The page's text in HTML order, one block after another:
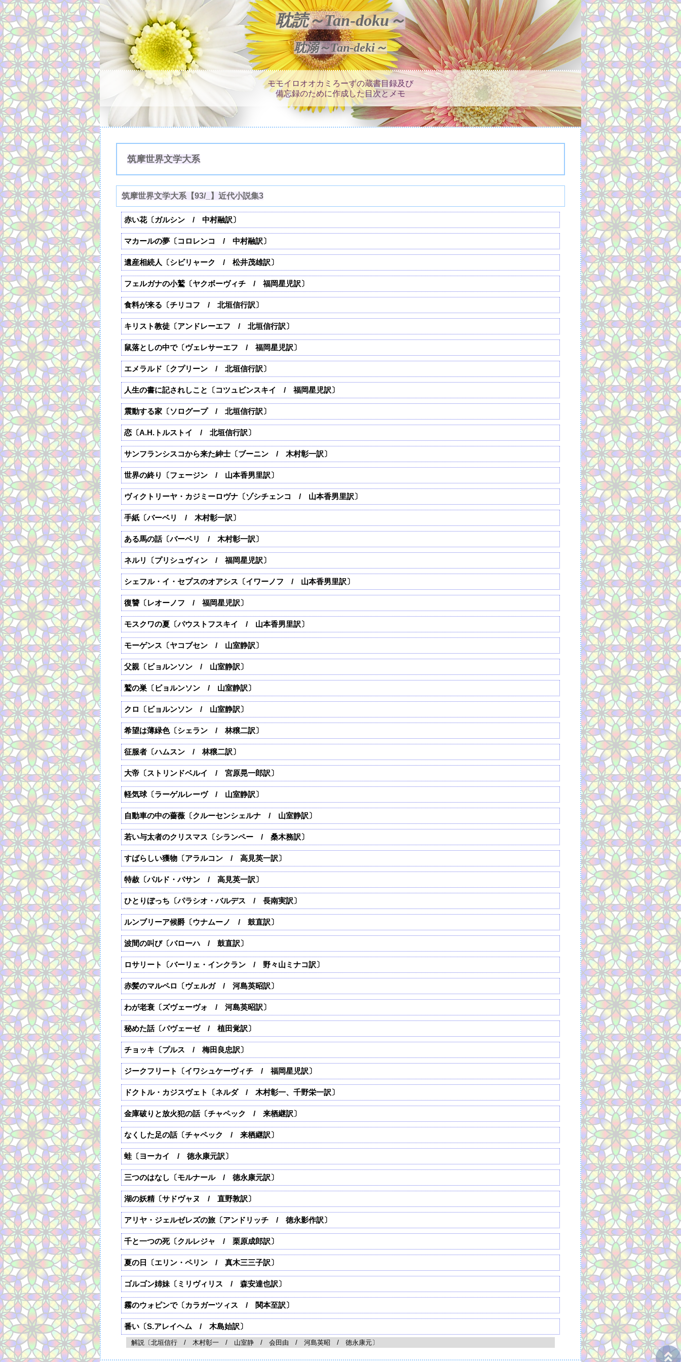
耽読～Tan-doku～
耽溺～Tan-deki～
モモイロオオカミろーずの蔵書目録及び
備忘録のために作成した目次とメモ
筑摩世界文学大系
筑摩世界文学大系【93/_】近代小説集3
赤い花〔ガルシン / 中村融訳〕
マカールの夢〔コロレンコ / 中村融訳〕
遺産相続人〔シビリャーク / 松井茂雄訳〕
フェルガナの小鷲〔ヤクボーヴィチ / 福岡星児訳〕
食料が来る〔チリコフ / 北垣信行訳〕
キリスト教徒〔アンドレーエフ / 北垣信行訳〕
鼠落としの中で〔ヴェレサーエフ / 福岡星児訳〕
エメラルド〔クプリーン / 北垣信行訳〕
人生の書に記されしこと〔コツュビンスキイ / 福岡星児訳〕
震動する家〔ソログープ / 北垣信行訳〕
恋〔A.H.トルストイ / 北垣信行訳〕
サンフランシスコから来た紳士〔ブーニン / 木村彰一訳〕
世界の終り〔フェージン / 山本香男里訳〕
ヴィクトリーヤ・カジミーロヴナ〔ゾシチェンコ / 山本香男里訳〕
手紙〔バーベリ / 木村彰一訳〕
ある馬の話〔バーベリ / 木村彰一訳〕
ネルリ〔プリシュヴィン / 福岡星児訳〕
シェフル・イ・セプスのオアシス〔イワーノフ / 山本香男里訳〕
復讐〔レオーノフ / 福岡星児訳〕
モスクワの夏〔パウストフスキイ / 山本香男里訳〕
モーゲンス〔ヤコブセン / 山室静訳〕
父親〔ビョルンソン / 山室静訳〕
鷲の巣〔ビョルンソン / 山室静訳〕
クロ〔ビョルンソン / 山室静訳〕
希望は薄緑色〔シェラン / 林穣二訳〕
征服者〔ハムスン / 林穣二訳〕
大帝〔ストリンドベルイ / 宮原晃一郎訳〕
軽気球〔ラーゲルレーヴ / 山室静訳〕
自動車の中の薔薇〔クルーセンシェルナ / 山室静訳〕
若い与太者のクリスマス〔シランペー / 桑木務訳〕
すばらしい獲物〔アラルコン / 高見英一訳〕
特赦〔パルド・バサン / 高見英一訳〕
ひとりぼっち〔パラシオ・バルデス / 長南実訳〕
ルンブリーア候爵〔ウナムーノ / 鼓直訳〕
波間の叫び〔バローハ / 鼓直訳〕
ロサリート〔バーリェ・インクラン / 野々山ミナコ訳〕
赤髪のマルペロ〔ヴェルガ / 河島英昭訳〕
わが老衰〔ズヴェーヴォ / 河島英昭訳〕
秘めた話〔パヴェーゼ / 植田覚訳〕
チョッキ〔プルス / 梅田良忠訳〕
ジークフリート〔イワシュケーヴィチ / 福岡星児訳〕
ドクトル・カジスヴェト〔ネルダ / 木村彰一、千野栄一訳〕
金庫破りと放火犯の話〔チャペック / 来栖継訳〕
なくした足の話〔チャペック / 来栖継訳〕
蛙〔ヨーカイ / 徳永康元訳〕
三つのはなし〔モルナール / 徳永康元訳〕
湖の妖精〔サドヴャヌ / 直野敦訳〕
アリヤ・ジェルゼレズの旅〔アンドリッチ / 徳永影作訳〕
千と一つの死〔クルレジャ / 栗原成郎訳〕
夏の日〔エリン・ペリン / 真木三三子訳〕
ゴルゴン姉妹〔ミリヴィリス / 森安達也訳〕
霧のウォピンで〔カラガーツィス / 関本至訳〕
番い〔S.アレイヘム / 木島始訳〕
解説〔北垣信行 / 木村彰一 / 山室静 / 会田由 / 河島英昭 / 徳永康元〕